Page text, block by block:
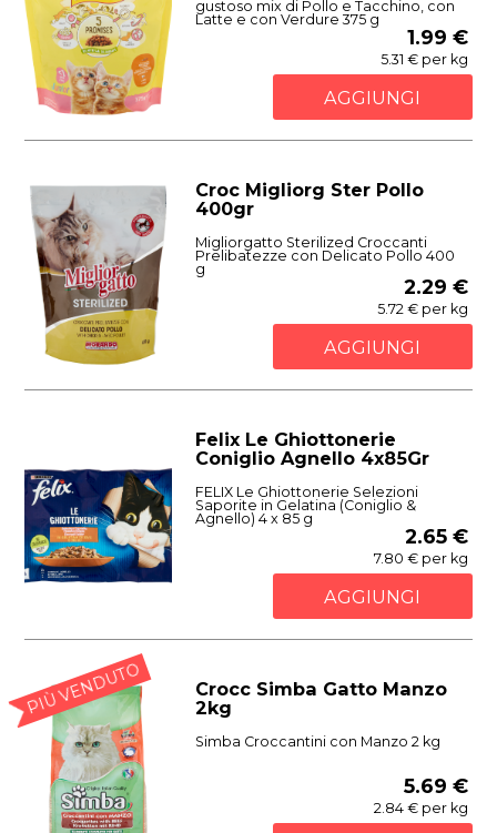
gustoso mix di Pollo e Tacchino, con
Latte e con Verdure 375 g
1.99 €
5.31 € per kg
AGGIUNGI
Croc Migliorg Ster Pollo
400gr
Migliorgatto Sterilized Croccanti
Prelibatezze con Delicato Pollo 400
g
2.29 €
5.72 € per kg
AGGIUNGI
Felix Le Ghiottonerie
Coniglio Agnello 4x85Gr
FELIX Le Ghiottonerie Selezioni
Saporite in Gelatina (Coniglio &
Agnello) 4 x 85 g
2.65 €
7.80 € per kg
AGGIUNGI
PIÙ VENDUTO
Crocc Simba Gatto Manzo
2kg
Simba Croccantini con Manzo 2 kg
5.69 €
2.84 € per kg